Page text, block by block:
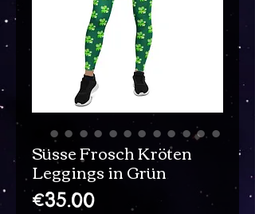
Süsse Frosch Kröten
Leggings in Grün
€35.00Price